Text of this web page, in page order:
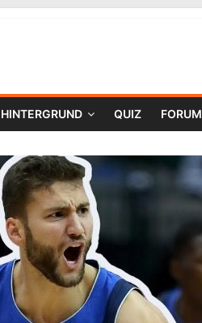
HINTERGRUND QUIZ FORUM